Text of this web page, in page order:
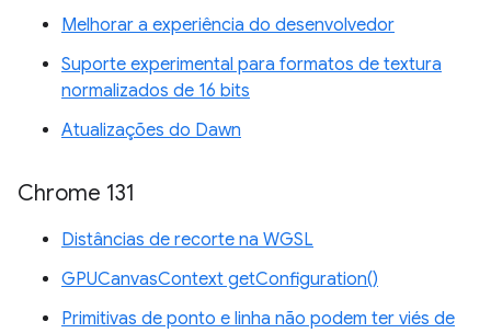
Melhorar a experiência do desenvolvedor
Suporte experimental para formatos de textura
normalizados de 16 bits
Atualizações do Dawn
Chrome 131
Distâncias de recorte na WGSL
GPUCanvasContext getConfiguration()
Primitivas de ponto e linha não podem ter viés de